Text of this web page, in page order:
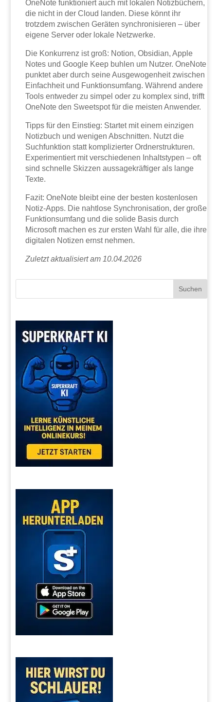
OneNote funktioniert auch mit lokalen Notizbüchern,
die nicht in der Cloud landen. Diese könnt ihr
trotzdem zwischen Geräten synchronisieren – über
eigene Server oder lokale Netzwerke.
Die Konkurrenz ist groß: Notion, Obsidian, Apple
Notes und Google Keep buhlen um Nutzer. OneNote
punktet aber durch seine Ausgewogenheit zwischen
Einfachheit und Funktionsumfang. Während andere
Tools entweder zu simpel oder zu komplex sind, trifft
OneNote den Sweetspot für die meisten Anwender.
Tipps für den Einstieg: Startet mit einem einzigen
Notizbuch und wenigen Abschnitten. Nutzt die
Suchfunktion statt komplizierter Ordnerstrukturen.
Experimentiert mit verschiedenen Inhaltstypen – oft
sind schnelle Skizzen aussagekräftiger als lange
Texte.
Fazit: OneNote bleibt eine der besten kostenlosen
Notiz-Apps. Die nahtlose Synchronisation, der große
Funktionsumfang und die solide Basis durch
Microsoft machen es zur ersten Wahl für alle, die ihre
digitalen Notizen ernst nehmen.
Zuletzt aktualisiert am 10.04.2026